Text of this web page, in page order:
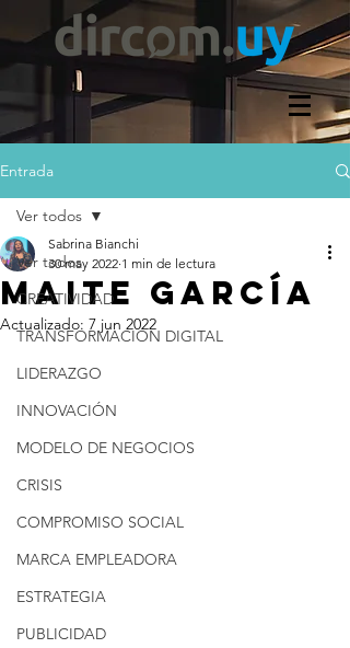
Entrada
Ver todos
CREATIVIDAD
TRANSFORMACIÓN DIGITAL
LIDERAZGO
INNOVACIÓN
MODELO DE NEGOCIOS
CRISIS
COMPROMISO SOCIAL
MARCA EMPLEADORA
ESTRATEGIA
PUBLICIDAD
Ver todos
MAITE GARCÍA
Sabrina Bianchi
30 may 2022 1 min de lectura
Actualizado: 7 jun 2022